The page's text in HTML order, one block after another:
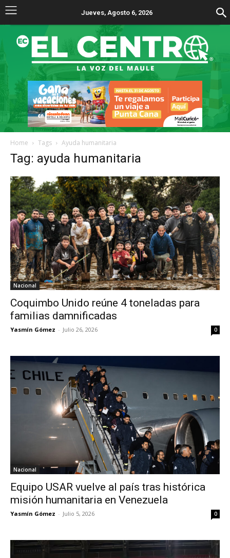
Jueves, Agosto 6, 2026
Home Tags Ayuda humanitaria
Tag: ayuda humanitaria
Nacional
Coquimbo Unido reúne 4 toneladas para
familias damnificadas
Yasmín Gómez - Julio 26, 2026 0
Nacional
Equipo USAR vuelve al país tras histórica
misión humanitaria en Venezuela
Yasmín Gómez - Julio 5, 2026 0